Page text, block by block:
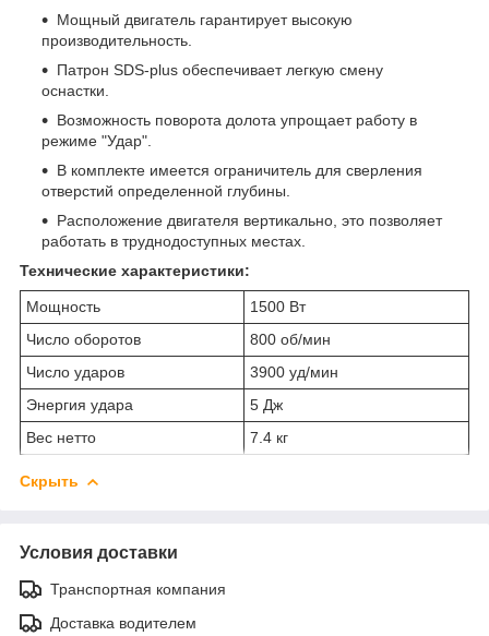
Мощный двигатель гарантирует высокую
производительность.
Патрон SDS-plus обеспечивает легкую смену
оснастки.
Возможность поворота долота упрощает работу в
режиме "Удар".
В комплекте имеется ограничитель для сверления
отверстий определенной глубины.
Расположение двигателя вертикально, это позволяет
работать в труднодоступных местах.
Технические характеристики:
Мощность
1500 Вт
Число оборотов
800 об/мин
Число ударов
3900 уд/мин
Энергия удара
5 Дж
Вес нетто
7.4 кг
Скрыть
Условия доставки
Транспортная компания
Доставка водителем